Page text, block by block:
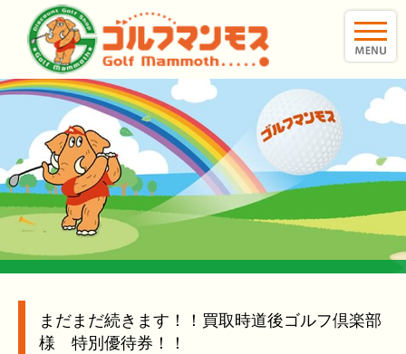
まだまだ続きます！！買取時道後ゴルフ倶楽部
様 特別優待券！！